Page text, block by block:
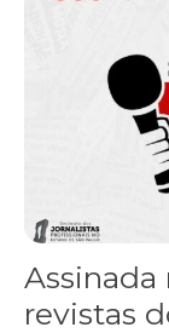
Assinada
revistas